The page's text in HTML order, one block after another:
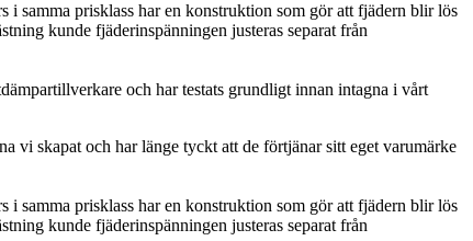
samma prisklass har en konstruktion som gör att fjädern blir lös
kunde fjäderinspänningen justeras separat från
och har testats grundligt innan intagna i vårt
vi skapat och har länge tyckt att de förtjänar sitt eget varumärke
samma prisklass har en konstruktion som gör att fjädern blir lös
kunde fjäderinspänningen justeras separat från